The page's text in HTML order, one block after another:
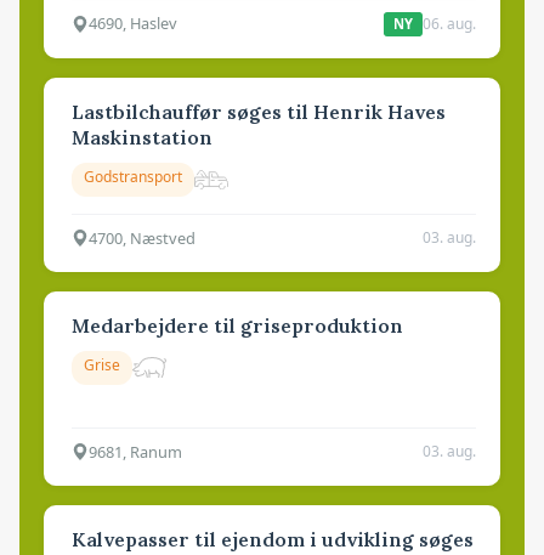
4690, Haslev NY 06. aug.
Lastbilchauffør søges til Henrik Haves
Maskinstation
Godstransport
4700, Næstved 03. aug.
Medarbejdere til griseproduktion
Grise
9681, Ranum 03. aug.
Kalvepasser til ejendom i udvikling søges